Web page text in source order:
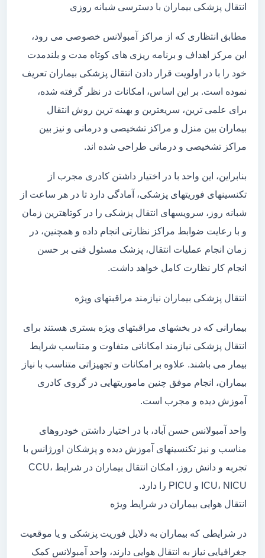
انتقال پزشکی بیماران با دسترسی شبانه روزی
مطابق انتظاری که از مراکز آمبولانس خصوصی می رود،
این مرکز اهداف و برنامه ریزی های کوتاه مدت و بلندمدت
خود را با در اولویت قرار دادن انتقال پزشکی بیماران تعریف
نموده است. بر این اساس، امکانات در نظر گرفته شده،
برای علمی ترین، سریعترین و بهینه ترین روش انتقال
بیماران بین منزل و مراکز تشخیصی و درمانی و نیز بین
مراکز تشخیصی و درمانی طراحی شده اند.
بنابراین، این واحد با در اختیار داشتن کادری مجرب از
تکنسینهای فوریتهای پزشکی، آمادگی دارد تا در هر ساعت از
شبانه روز، سرویسهای انتقال پزشکی را در کوتاهترین زمان
و با رعایت ضوابط مراکز نظارتی انجام داده و همچنین، در
زمان انجام عملیات انتقال، پزشک مسئول فنی بر حسن
انجام کار نظارت کامل خواهد داشت.
انتقال پزشکی بیماران نیازمند مراقبتهای ویژه
بیمارانی که در بخشهای مراقبتهای ویژه بستری هستند برای
انتقال پزشکی نیازمند امکاناتی متفاوت و متناسب شرایط
بیمار می باشند. علاوه بر امکانات و تجهیزاتی متناسب با نیاز
بیماران، انجام موفق چنین ماموریتهایی در گروی کادری
آموزش دیده و مجرب است.
واحد آمبولانس حسن آباد، با در اختیار داشتن خودروهای
مناسب و نیز تکنسینهای آموزش دیده و پزشکان اورژانس با
تجربه و دانش روز، امکان انتقال بیماران در شرایط CCU،
ICU، NICU و PICU را دارد.
انتقال هوایی بیماران در شرایط ویژه
در شرایطی که بیماران به دلایل فوریت پزشکی و یا موقعیت
جغرافیایی نیاز به انتقال هوایی دارند، واحد آمبولانس کمک